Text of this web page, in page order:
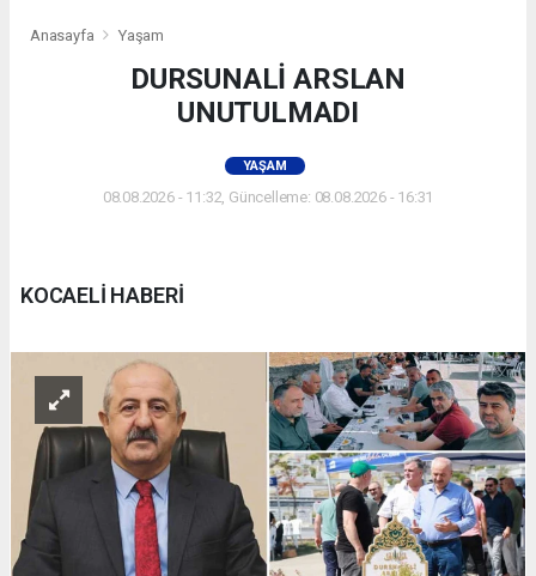
Anasayfa Yaşam
DURSUNALİ ARSLAN
UNUTULMADI
YAŞAM
08.08.2026 - 11:32, Güncelleme: 08.08.2026 - 16:31
KOCAELİ HABERİ